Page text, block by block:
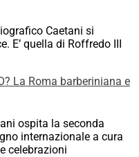
Caetani si
E’ quella di Roffredo III
La Roma barberiniana e
ospita la seconda
internazionale a cura
celebrazioni